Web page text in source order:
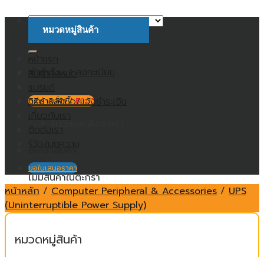
ค้นหา:
ตะกร้าสินค้า /฿0.00
ไม่มีสินค้าในตะกร้า
หมวดหมู่สินค้า
วิธีการสั่งซื้อ/แจ้งชำระเงิน
ติดต่อเรา
ขอใบเสนอราคา
หน้าหลัก / Computer Peripheral & Accessories / UPS
(Uninterruptible Power Supply)
หมวดหมู่สินค้า